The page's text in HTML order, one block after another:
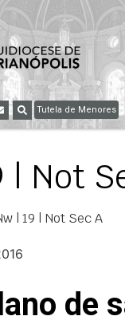
Tutela de Menores
| Not
| 19 | Not Sec A
de